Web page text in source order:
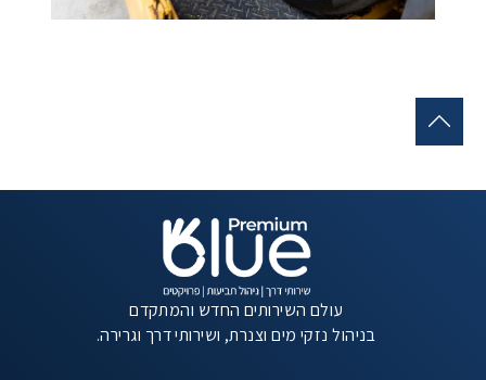
עולם השירותים החדש והמתקדם
בניהול נזקי מים וצנרת, ושירותי דרך וגרירה.